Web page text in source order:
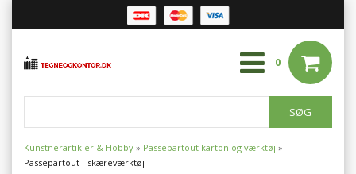
0
Kunstnerartikler & Hobby » Passepartout karton og værktøj »
Passepartout - skæreværktøj